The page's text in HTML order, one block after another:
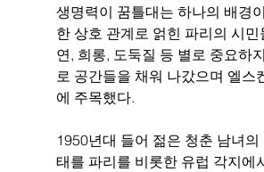
생명력이 꿈틀대는 하나의 배경
한 상호 관계로 얽힌 파리의 시민
연, 희롱, 도둑질 등 별로 중요하
로 공간들을 채워 나갔으며 엘스
에 주목했다.
1950년대 들어 젊은 청춘 남녀의
태를 파리를 비롯한 유럽 각지에